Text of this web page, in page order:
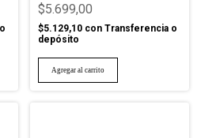
$5.699,00
$5.129,10 con Transferencia o
depósito